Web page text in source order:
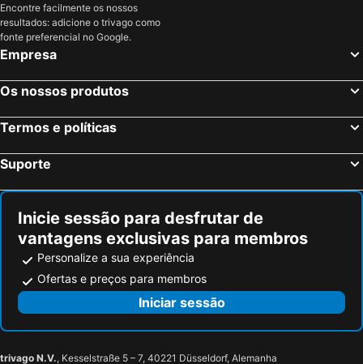
Denpasar, Nusa Tenggara Hotéis
Kuta, Nusa Tenggara Hotéis
Uluwatu, Nusa Tenggara Hotéis
Gili Terawangan, Nusa Tenggara Hotéis
Legian, Nusa Tenggara Hotéis
Encontre facilmente os nossos
resultados: adicione o trivago como
fonte preferencial no Google.
Empresa
Os nossos produtos
Termos e políticas
Suporte
Inicie sessão para desfrutar de
vantagens exclusivas para membros
Personalize a sua experiência
Ofertas e preços para membros
Iniciar sessão
trivago N.V., Kesselstraße 5 – 7, 40221 Düsseldorf, Alemanha